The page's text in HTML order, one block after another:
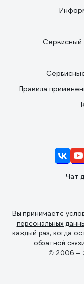
Сервисный
Правила
Чат
Вы принимаете
персональных
каждый раз, когда
обратной
© 2006 —